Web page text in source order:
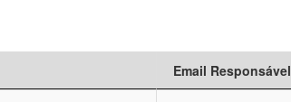
Email Responsável